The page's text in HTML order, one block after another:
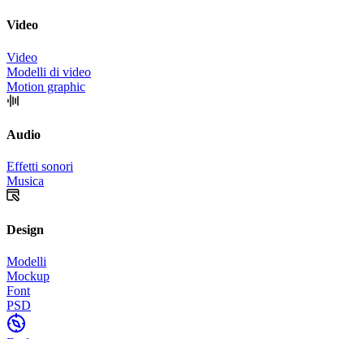
Video
Video
Modelli di video
Motion graphic
Audio
Effetti sonori
Musica
Design
Modelli
Mockup
Font
PSD